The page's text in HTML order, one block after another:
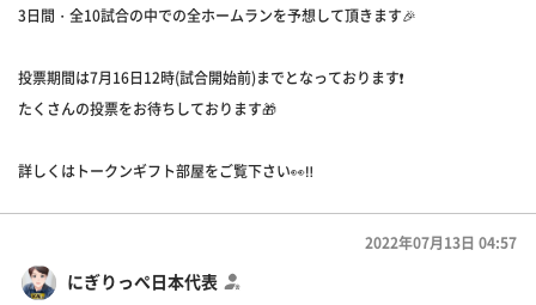
3日間・全10試合の中での全ホームランを予想して頂きます🎉
投票期間は7月16日12時(試合開始前)までとなっております❗️
たくさんの投票をお待ちしております🎁
詳しくはトークンギフト部屋をご覧下さい👀‼️
にぎりっぺ日本代表
2022年07月13日 04:57